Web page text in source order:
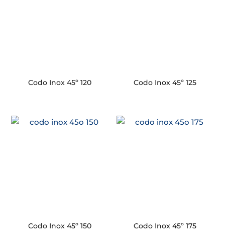
Codo Inox 45º 120 Codo Inox 45º 125
Codo Inox 45º 150 Codo Inox 45º 175